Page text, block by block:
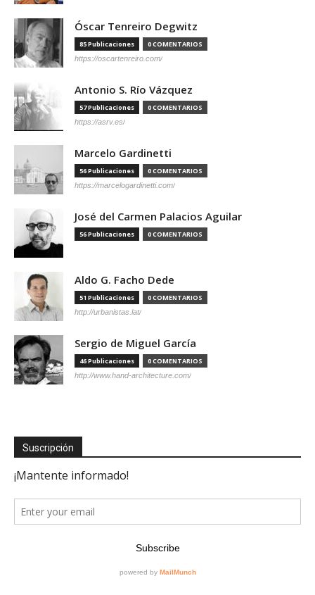
Óscar Tenreiro Degwitz
85 Publicaciones 0 COMENTARIOS
https://oscartenreiro.com/
Antonio S. Río Vázquez
57 Publicaciones 0 COMENTARIOS
https://asrv.es/
Marcelo Gardinetti
56 Publicaciones 0 COMENTARIOS
https://marcelogardinetti.com/
José del Carmen Palacios Aguilar
56 Publicaciones 0 COMENTARIOS
Aldo G. Facho Dede
51 Publicaciones 0 COMENTARIOS
http://urbanistas.lat/
Sergio de Miguel García
46 Publicaciones 0 COMENTARIOS
http://www.hand-architecture.com/
Suscripción